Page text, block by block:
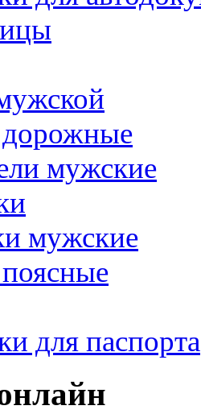
мужские
мужские
для паспорта